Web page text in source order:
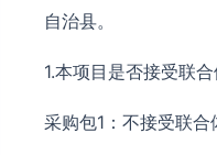
自治县。
1.本项目是否接受联合
采购包1：不接受联合